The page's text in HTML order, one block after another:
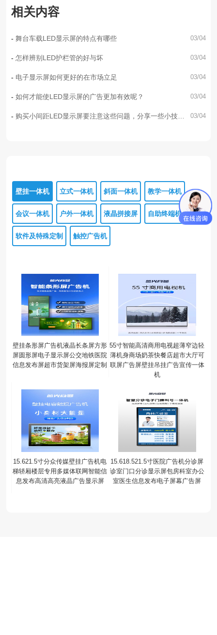
相关内容
舞台车载LED显示屏的特点有哪些 03/04
怎样辨别LED护栏管的好与坏 03/04
电子显示屏如何更好的在市场立足 03/04
如何才能使LED显示屏的广告更加有效呢？ 03/04
购买小间距LED显示屏要注意这些问题，分享一些小技巧 03/04
壁挂一体机 立式一体机 斜面一体机 教学一体机
会议一体机 户外一体机 液晶拼接屏 自助终端机
软件及特殊定制 触控广告机
壁挂条形屏广告机液晶长条屏方形
屏圆形屏电子显示屏公交地铁医院
信息发布屏超市货架屏海报屏定制
55寸智能高清商用电视超薄窄边轻
薄机身商场奶茶快餐店超市大厅可
联屏广告屏壁挂吊挂广告宣传一体
机
15.621.5寸分众传媒壁挂广告机电
梯轿厢楼层专用多媒体联网智能信
息发布高清高亮液晶广告显示屏
15.618.521.5寸医院广告机分诊屏
诊室门口分诊显示屏包房科室办公
室医生信息发布电子屏幕广告屏